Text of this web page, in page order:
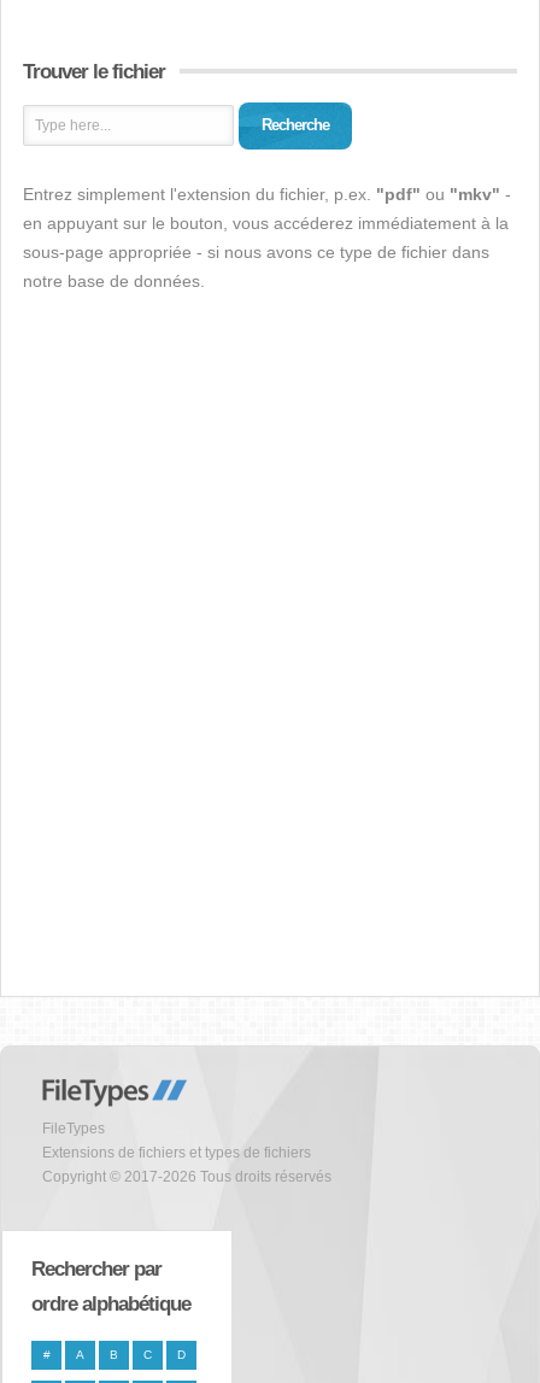
Trouver le fichier
Recherche
Entrez simplement l'extension du fichier, p.ex. "pdf" ou "mkv" -
en appuyant sur le bouton, vous accéderez immédiatement à la
sous-page appropriée - si nous avons ce type de fichier dans
notre base de données.
FileTypes
Extensions de fichiers et types de fichiers
Copyright © 2017-2026 Tous droits réservés
Rechercher par
ordre alphabétique
# A B C D